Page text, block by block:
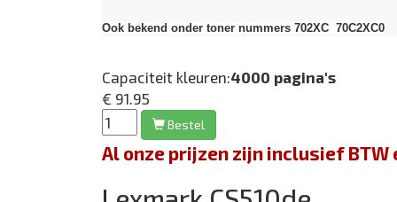
Ook bekend onder toner nummers 702XC 70C2XC0
Capaciteit kleuren:4000 pagina's
€ 91.95
Bestel
Al onze prijzen zijn inclusief